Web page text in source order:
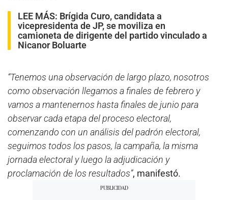
LEE MÁS: Brígida Curo, candidata a
vicepresidenta de JP, se moviliza en
camioneta de dirigente del partido vinculado a
Nicanor Boluarte
“Tenemos una observación de largo plazo, nosotros
como observación llegamos a finales de febrero y
vamos a mantenernos hasta finales de junio para
observar cada etapa del proceso electoral,
comenzando con un análisis del padrón electoral,
seguimos todos los pasos, la campaña, la misma
jornada electoral y luego la adjudicación y
proclamación de los resultados”, manifestó.